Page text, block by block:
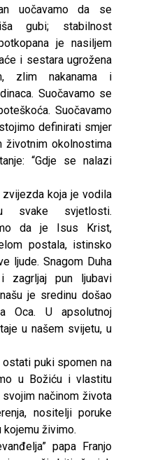
uočavamo da se
gubi; stabilnost
je nasiljem
i sestara ugrožena
zlim nakanama i
Suočavamo se
Suočavamo
definirati smjer
životnim okolnostima
“Gdje se nalazi
koja je vodila
svake svjetlosti.
da je Isus Krist,
postala, istinsko
ljude. Snagom Duha
zagrljaj pun ljubavi
je sredinu došao
Oca. U apsolutnoj
u našem svijetu, u
puki spomen na
u Božiću i vlastitu
načinom života
nositelji poruke
kojemu živimo.
papa Franjo